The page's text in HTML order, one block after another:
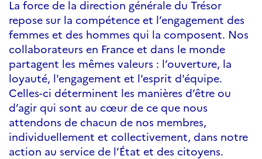
La force de la direction générale du Trésor
repose sur la compétence et l’engagement des
femmes et des hommes qui la composent. Nos
collaborateurs en France et dans le monde
partagent les mêmes valeurs : l’ouverture, la
loyauté, l'engagement et l'esprit d'équipe.
Celles-ci déterminent les manières d’être ou
d’agir qui sont au cœur de ce que nous
attendons de chacun de nos membres,
individuellement et collectivement, dans notre
action au service de l’État et des citoyens.